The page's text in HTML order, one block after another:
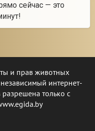
сейчас — это
и прав животных
интернет-
только с